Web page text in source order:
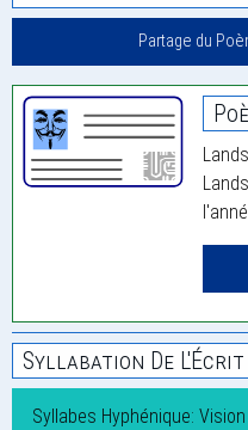
Partage du
Syllabation De L'Écrit
Syllabes Hyphénique: Vision